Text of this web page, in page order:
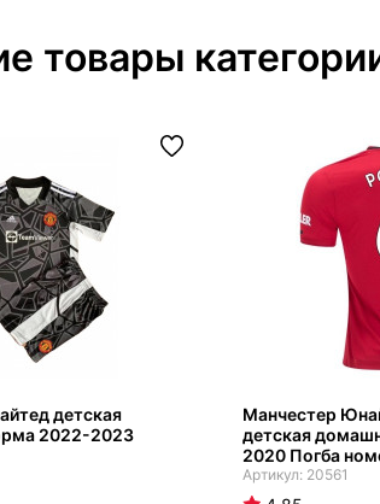
товары
детская
2022-2023
Манчестер
детская
2020 Погба
20561